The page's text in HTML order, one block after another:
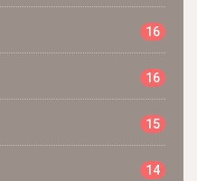
16
16
15
14